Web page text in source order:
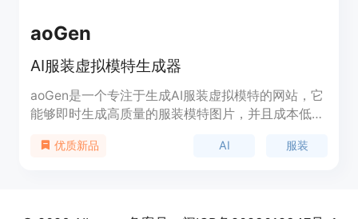
aoGen
AI服装虚拟模特生成器
aoGen是一个专注于生成AI服装虚拟模特的网站，它
能够即时生成高质量的服装模特图片，并且成本低
建时尚模特，展示服装，并且与品牌的审美相匹配。
优质新品 AI 服装